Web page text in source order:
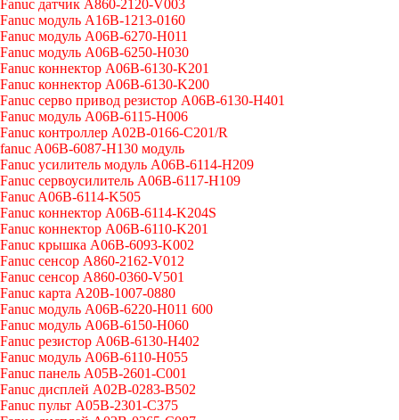
Fanuc датчик A860-2120-V003
Fanuc модуль A16B-1213-0160
Fanuc модуль A06B-6270-H011
Fanuc модуль A06B-6250-H030
Fanuc коннектор A06B-6130-K201
Fanuc коннектор A06B-6130-K200
Fanuc серво привод резистор A06B-6130-H401
Fanuc модуль A06B-6115-H006
Fanuc контроллер A02B-0166-C201/R
fanuc A06B-6087-H130 модуль
Fanuc усилитель модуль A06B-6114-H209
Fanuc сервоусилитель A06B-6117-H109
Fanuc A06B-6114-K505
Fanuc коннектор A06B-6114-K204S
Fanuc коннектор A06B-6110-K201
Fanuc крышка A06B-6093-K002
Fanuc сенсор A860-2162-V012
Fanuc сенсор A860-0360-V501
Fanuc карта A20B-1007-0880
Fanuc модуль A06B-6220-H011 600
Fanuc модуль A06B-6150-H060
Fanuc резистор A06B-6130-H402
Fanuc модуль A06B-6110-H055
Fanuc панель A05B-2601-C001
Fanuc дисплей A02B-0283-B502
Fanuc пульт A05B-2301-C375